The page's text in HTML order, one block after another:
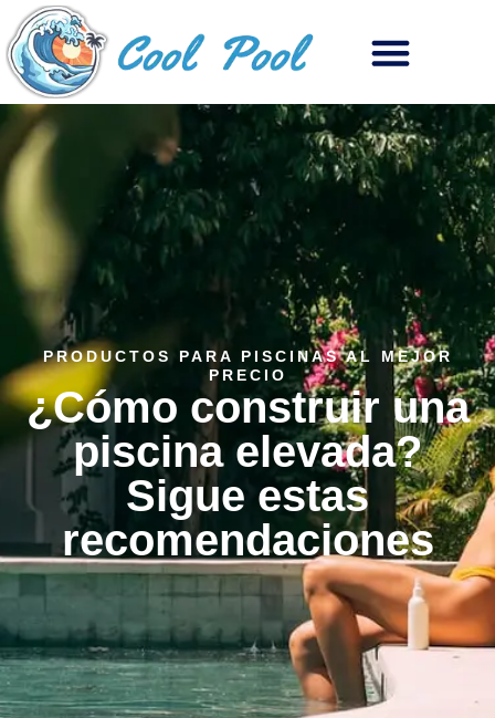
PRODUCTOS PARA PISCINAS AL MEJOR
PRECIO
¿Cómo construir una
piscina elevada?
Sigue estas
recomendaciones